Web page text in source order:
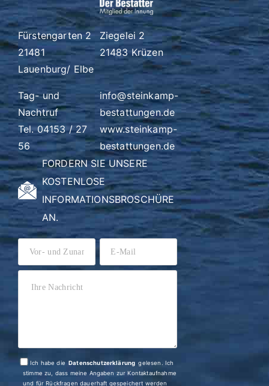
Fürstengarten 2
21481
Lauenburg/ Elbe
Ziegelei 2
21483 Krüzen
Tag- und
Nachtruf
Tel. 04153 / 27
56
info@steinkamp-
bestattungen.de
www.steinkamp-
bestattungen.de
FORDERN SIE UNSERE
KOSTENLOSE
INFORMATIONSBROSCHÜRE
AN.
Ich habe die Datenschutzerklärung gelesen. Ich
stimme zu, dass meine Angaben zur Kontaktaufnahme
und für Rückfragen dauerhaft gespeichert werden